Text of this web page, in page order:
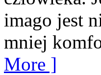
imago jest
mniej
More ]